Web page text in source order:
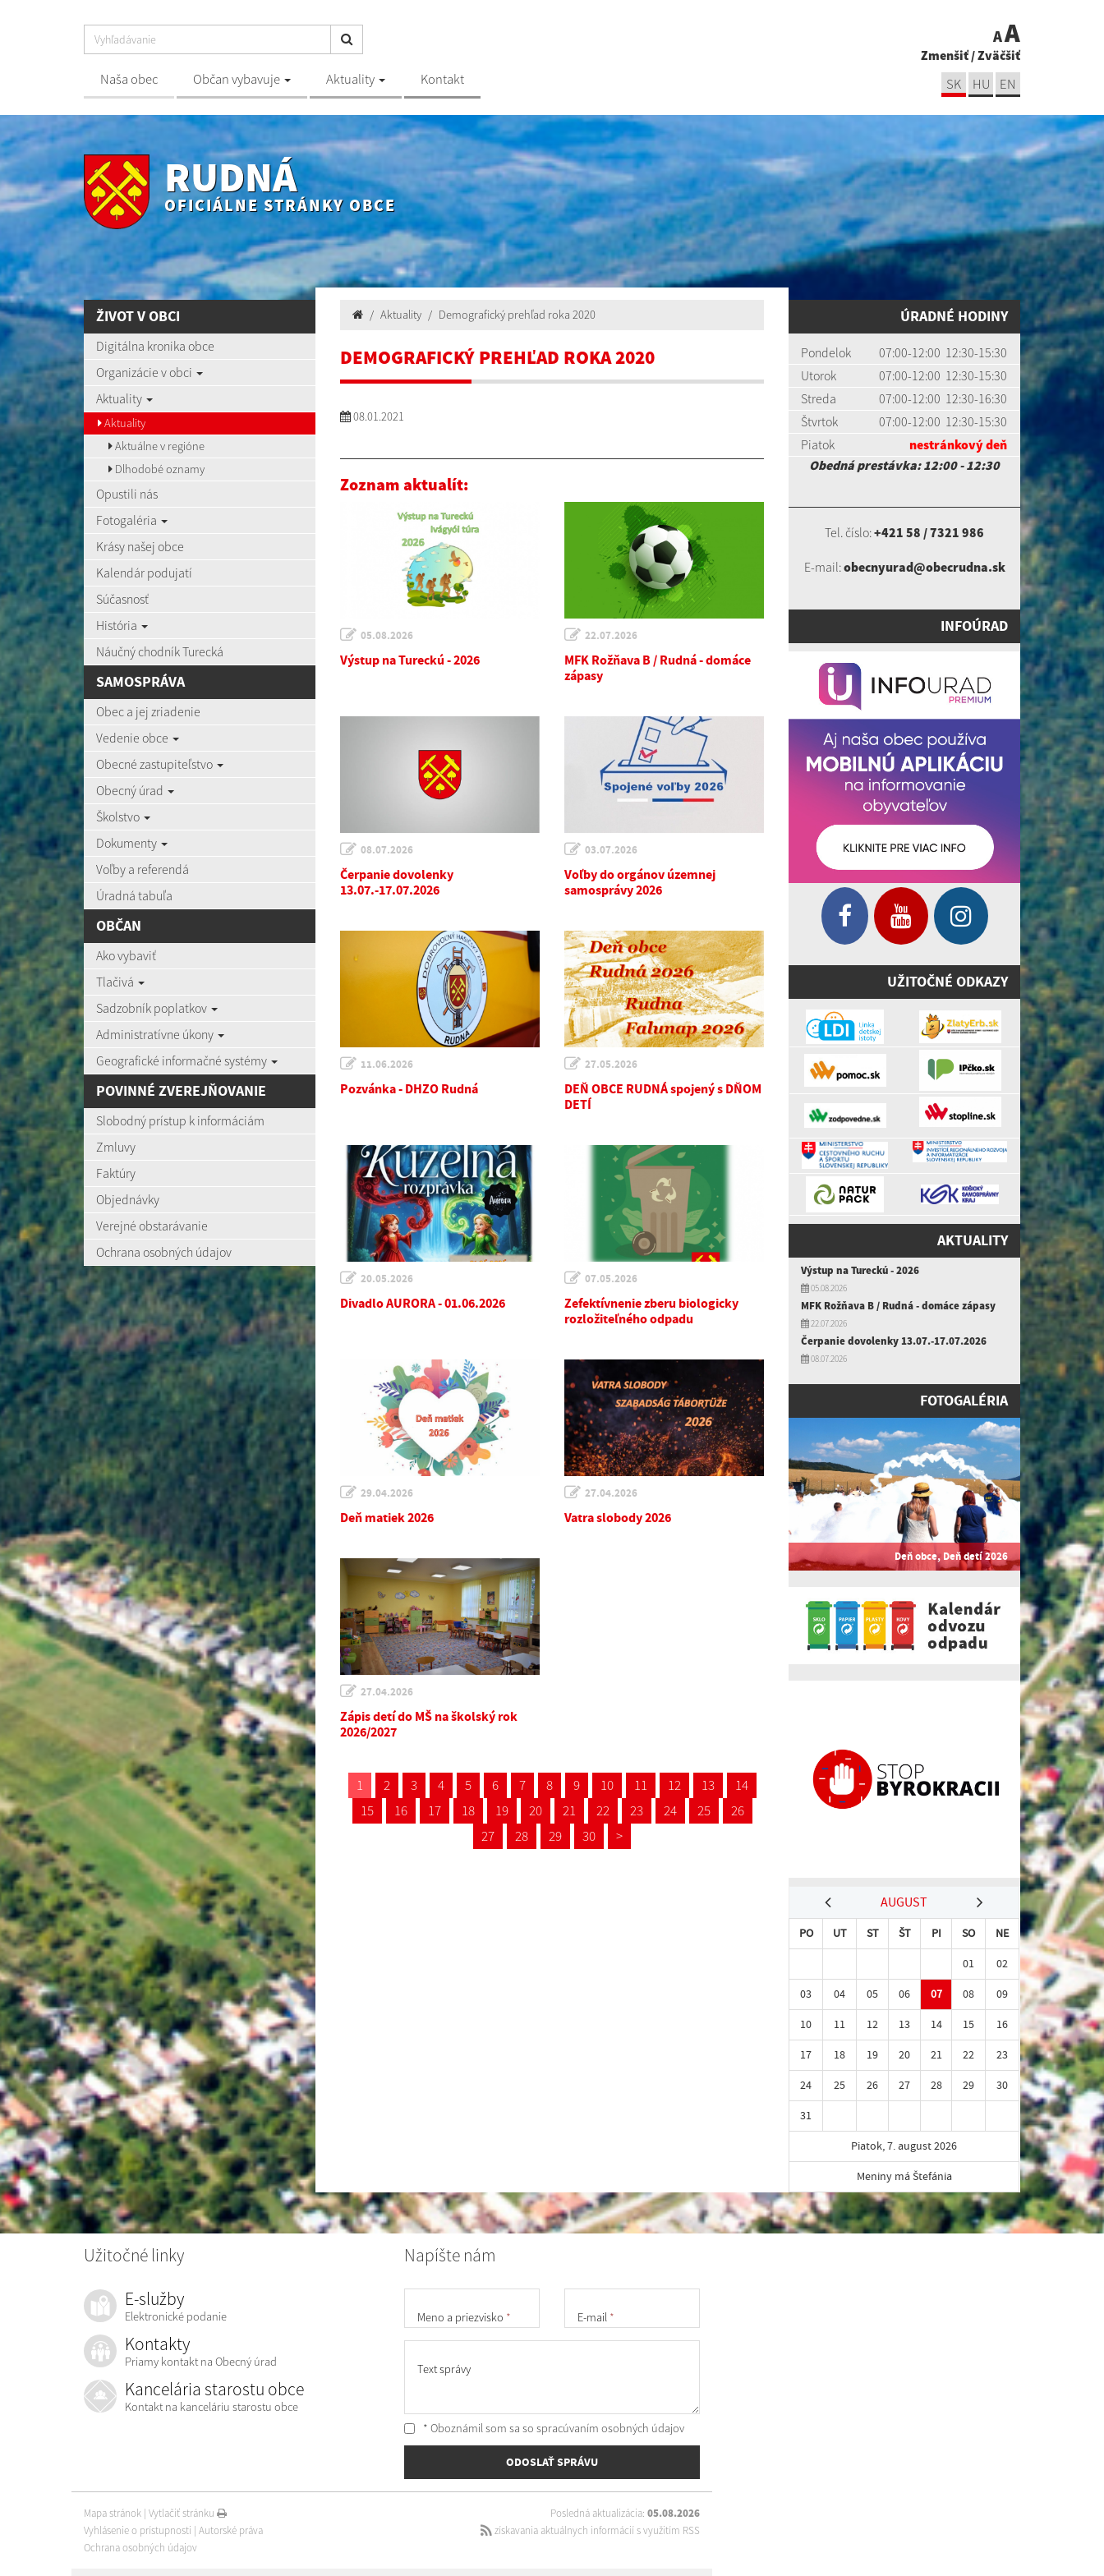
Naša obec Občan vybavuje Aktuality Kontakt
AA
Zmenšiť/Zväčšiť
SK HU EN
RUDNÁ
OFICIÁLNE STRÁNKY OBCE
ŽIVOT V OBCI
Digitálna kronika obce
Organizácie v obci
Aktuality
Aktuality
Aktuálne v regióne
Dlhodobé oznamy
Opustili nás
Fotogaléria
Krásy našej obce
Kalendár podujatí
Súčasnosť
História
Náučný chodník Turecká
SAMOSPRÁVA
Obec a jej zriadenie
Vedenie obce
Obecné zastupiteľstvo
Obecný úrad
Školstvo
Dokumenty
Voľby a referendá
Úradná tabuľa
OBČAN
Ako vybaviť
Tlačivá
Sadzobník poplatkov
Administratívne úkony
Geografické informačné systémy
POVINNÉ ZVEREJŇOVANIE
Slobodný prístup k informáciám
Zmluvy
Faktúry
Objednávky
Verejné obstarávanie
Ochrana osobných údajov
Aktuality Demografický prehľad roka 2020
DEMOGRAFICKÝ PREHĽAD ROKA 2020
08.01.2021
Zoznam aktualít:
05.08.2026
Výstup na Tureckú - 2026
22.07.2026
MFK Rožňava B / Rudná - domáce
zápasy
08.07.2026
Čerpanie dovolenky
13.07.-17.07.2026
03.07.2026
Voľby do orgánov územnej
samosprávy 2026
11.06.2026
Pozvánka - DHZO Rudná
27.05.2026
DEŇ OBCE RUDNÁ spojený s DŇOM
DETÍ
20.05.2026
Divadlo AURORA - 01.06.2026
07.05.2026
Zefektívnenie zberu biologicky
rozložiteľného odpadu
29.04.2026
Deň matiek 2026
27.04.2026
Vatra slobody 2026
27.04.2026
Zápis detí do MŠ na školský rok
2026/2027
1 2 3 4 5 6 7 8 9 10 11 12 13
14
15
16 17 18 19 20 21 22 23 24 25
26
27
28 29 30 >
ÚRADNÉ HODINY
Pondelok
07:00-12:00 12:30-15:30
Utorok
07:00-12:00 12:30-15:30
Streda
07:00-12:00 12:30-16:30
Štvrtok
07:00-12:00 12:30-15:30
Piatok
nestránkový deň
Obedná prestávka: 12:00 - 12:30
Tel. číslo:+421 58 / 7321 986
E-mail:obecnyurad@obecrudna.sk
INFOÚRAD
UŽITOČNÉ ODKAZY
AKTUALITY
Výstup na Tureckú - 2026
05.08.2026
MFK Rožňava B / Rudná - domáce zápasy
22.07.2026
Čerpanie dovolenky 13.07.-17.07.2026
08.07.2026
FOTOGALÉRIA
Deň obce, Deň detí 2026
AUGUST
PO UT ST ŠT PI SO
NE
01
02
03
04 05 06 07 08
09
10
11 12 13 14 15
16
17
18 19 20 21 22
23
24
25 26 27 28 29
30
31
Piatok, 7. august 2026
Meniny má Štefánia
Napíšte nám
Meno a priezvisko * E-mail *
Text správy
* Oboznámil som sa so spracúvaním osobných údajov
ODOSLAŤ SPRÁVU
Užitočné linky
E-služby
Elektronické podanie
Kontakty
Priamy kontakt na Obecný úrad
Kancelária starostu obce
Kontakt na kanceláriu starostu obce
Posledná aktualizácia: 05.08.2026
získavania aktuálnych informácií s využitím RSS
Mapa stránok | Vytlačiť stránku
Vyhlásenie o prístupnosti | Autorské práva
Ochrana osobných údajov